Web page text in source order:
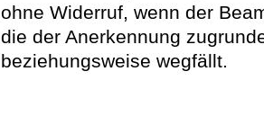
ohne Widerruf, wenn der
die der Anerkennung
beziehungsweise wegfällt.